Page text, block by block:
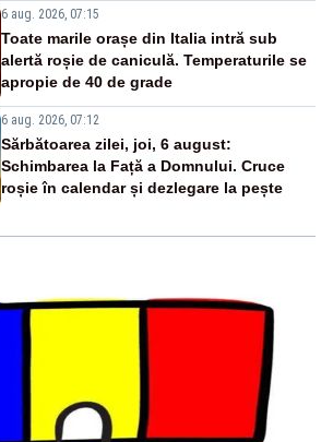
6 aug. 2026, 07:15
Toate marile orașe din Italia intră sub
alertă roșie de caniculă. Temperaturile se
apropie de 40 de grade
6 aug. 2026, 07:12
Sărbătoarea zilei, joi, 6 august:
Schimbarea la Față a Domnului. Cruce
roșie în calendar și dezlegare la pește